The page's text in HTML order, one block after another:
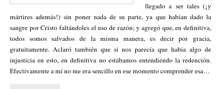
llegado a ser tales (¡y
mártires además!) sin poner nada de su parte, ya que habían dado la
sangre por Cristo faltándoles el uso de razón; y agregó que, en definitiva,
todos somos salvados de la misma manera, es decir por gracia,
gratuitamente. Aclaró también que si nos parecía que había algo de
injusticia en esto, en definitiva no estábamos entendiendo la redención.
Efectivamente a mí no me era sencillo en ese momento comprender esa…